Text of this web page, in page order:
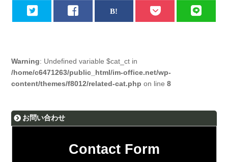
Warning: Undefined variable $cat_ct in
/home/c6471263/public_html/im-office.net/wp-
content/themes/f8012/related-cat.php on line8
お問い合わせ
Contact Form